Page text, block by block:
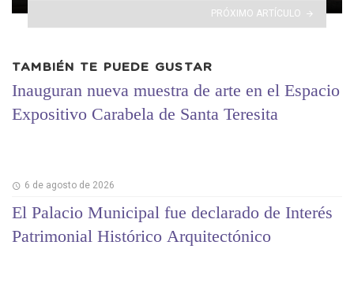
PRÓXIMO ARTÍCULO
TAMBIÉN TE PUEDE GUSTAR
Inauguran nueva muestra de arte en el Espacio
Expositivo Carabela de Santa Teresita
6 de agosto de 2026
El Palacio Municipal fue declarado de Interés
Patrimonial Histórico Arquitectónico